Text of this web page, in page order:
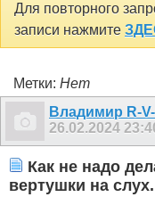
Для повторного
записи нажмите
Метки: Нет
Владимир R-
26.02.2024
Как не надо
вертушки на слух.